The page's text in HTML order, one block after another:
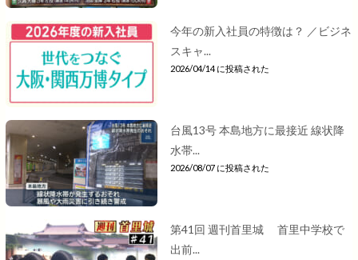
今年の新入社員の特徴は？ ／ビジネ
スキャ...
2026/04/14 に投稿された
台風13号 本島地方に最接近 線状降
水帯...
2026/08/07 に投稿された
第41回 週刊首里城 首里中学校で
出前...